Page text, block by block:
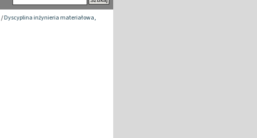
/Dyscyplina inżynieria materiałowa,